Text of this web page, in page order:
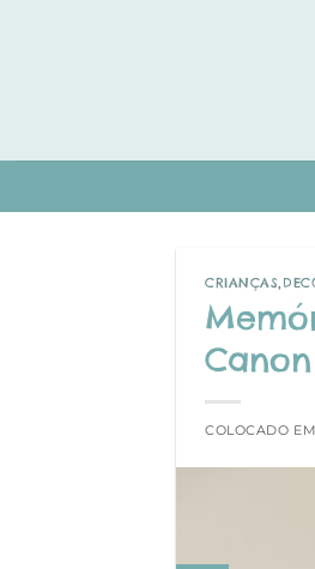
CRIANÇAS,
Canon
COLOCADO EM